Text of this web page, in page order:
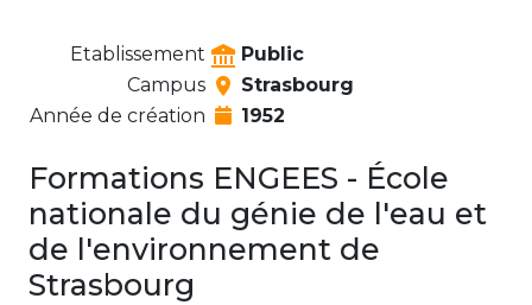
Etablissement
Public
Campus
Strasbourg
Année de création
1952
Formations ENGEES - École
nationale du génie de l'eau et
de l'environnement de
Strasbourg